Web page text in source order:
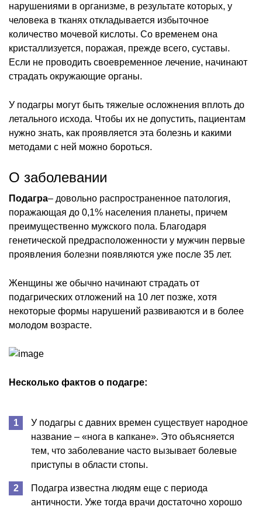
нарушениями в организме, в результате которых, у
человека в тканях откладывается избыточное
количество мочевой кислоты. Со временем она
кристаллизуется, поражая, прежде всего, суставы.
Если не проводить своевременное лечение, начинают
страдать окружающие органы.
У подагры могут быть тяжелые осложнения вплоть до
летального исхода. Чтобы их не допустить, пациентам
нужно знать, как проявляется эта болезнь и какими
методами с ней можно бороться.
О заболевании
Подагра– довольно распространенное патология,
поражающая до 0,1% населения планеты, причем
преимущественно мужского пола. Благодаря
генетической предрасположенности у мужчин первые
проявления болезни появляются уже после 35 лет.
Женщины же обычно начинают страдать от
подагрических отложений на 10 лет позже, хотя
некоторые формы нарушений развиваются и в более
молодом возрасте.
Несколько фактов о подагре:
У подагры с давних времен существует народное
название – «нога в капкане». Это объясняется
тем, что заболевание часто вызывает болевые
приступы в области стопы.
Подагра известна людям еще с периода
античности. Уже тогда врачи достаточно хорошо